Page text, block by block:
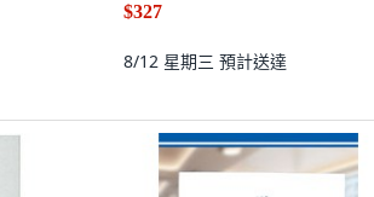
$327
8/12 星期三 預計送達